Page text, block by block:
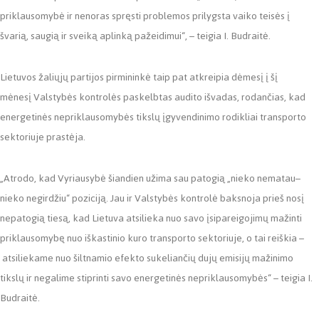
priklausomybė ir nenoras spręsti problemos prilygsta vaiko teisės į
švarią, saugią ir sveiką aplinką pažeidimui“, – teigia I. Budraitė.
Lietuvos žaliųjų partijos pirmininkė taip pat atkreipia dėmesį į šį
mėnesį Valstybės kontrolės paskelbtas audito išvadas, rodančias, kad
energetinės nepriklausomybės tikslų įgyvendinimo rodikliai transporto
sektoriuje prastėja.
„Atrodo, kad Vyriausybė šiandien užima sau patogią „nieko nematau–
nieko negirdžiu“ poziciją. Jau ir Valstybės kontrolė baksnoja prieš nosį
nepatogią tiesą, kad Lietuva atsilieka nuo savo įsipareigojimų mažinti
priklausomybę nuo iškastinio kuro transporto sektoriuje, o tai reiškia –
atsiliekame nuo šiltnamio efekto sukeliančių dujų emisijų mažinimo
tikslų ir negalime stiprinti savo energetinės nepriklausomybės“ – teigia I.
Budraitė.